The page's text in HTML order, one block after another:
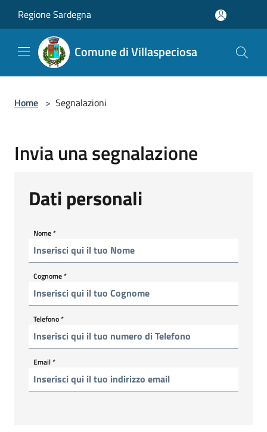
Regione Sardegna
Comune di Villaspeciosa
Home > Segnalazioni
Invia una segnalazione
Dati personali
Nome*
Cognome*
Telefono*
Email*